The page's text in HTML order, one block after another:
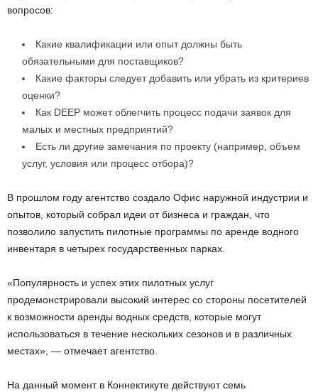
вопросов:
Какие квалификации или опыт должны быть
обязательными для поставщиков?
Какие факторы следует добавить или убрать из критериев
оценки?
Как DEEP может облегчить процесс подачи заявок для
малых и местных предприятий?
Есть ли другие замечания по проекту (например, объем
услуг, условия или процесс отбора)?
В прошлом году агентство создало Офис наружной индустрии и
опытов, который собрал идеи от бизнеса и граждан, что
позволило запустить пилотные программы по аренде водного
инвентаря в четырех государственных парках.
«Популярность и успех этих пилотных услуг
продемонстрировали высокий интерес со стороны посетителей
к возможности аренды водных средств, которые могут
использоваться в течение нескольких сезонов и в различных
местах», — отмечает агентство.
На данный момент в Коннектикуте действуют семь